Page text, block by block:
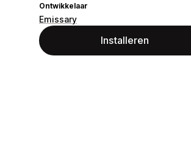
Ontwikkelaar
Emissary
Installeren